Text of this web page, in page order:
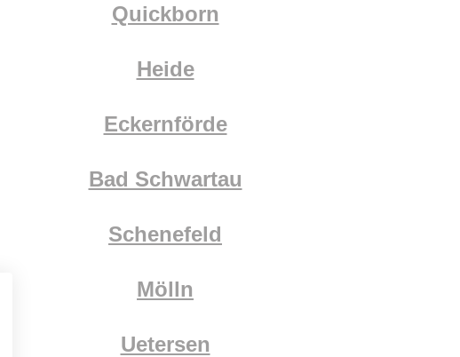
Quickborn
Heide
Eckernförde
Bad Schwartau
Schenefeld
Mölln
Uetersen